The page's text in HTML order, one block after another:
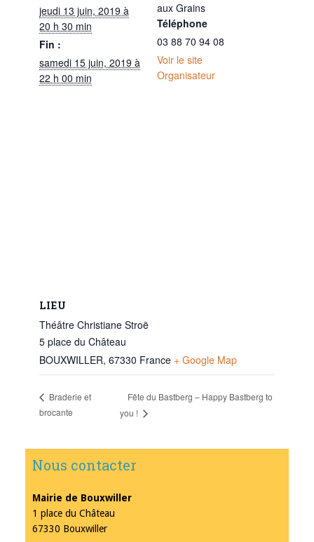
jeudi 13 juin, 2019 à
20 h 30 min
Fin :
samedi 15 juin, 2019 à
22 h 00 min
aux Grains
Téléphone
03 88 70 94 08
Voir le site
Organisateur
LIEU
Théâtre Christiane Stroë
5 place du Château
BOUXWILLER, 67330 France + Google Map
Braderie et
brocante
Fête du Bastberg – Happy Bastberg to
you !
Nous contacter
Mairie de Bouxwiller
1 place du Château
67330 Bouxwiller